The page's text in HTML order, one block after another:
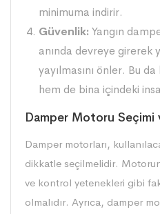
minimuma indirir.
Güvenlik: Yangın
anında devreye girerek
yayılmasını önler. Bu
hem de bina içindeki
Damper Motoru Seçimi
Damper motorları,
dikkatle seçilmelidir. Motorun
ve kontrol yetenekleri gibi
olmalıdır. Ayrıca, damper